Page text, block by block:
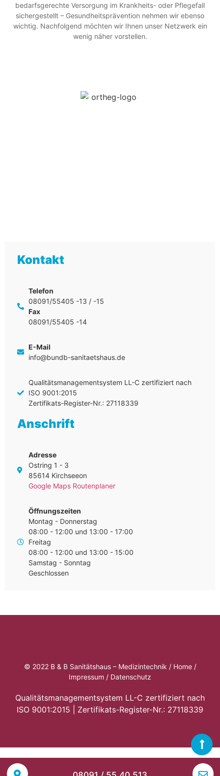
bedarfsgerechte Versorgung im Krankheits- oder Pflegefall
sichergestellt – Gesundheitsprävention nehmen wir ebenso
wichtig. Nachfolgend möchten wir Ihnen unser Netzwerk ein
wenig näher vorstellen.
Kontakt
Telefon
08091/55405 -13 / -15
Fax
08091/55405 -14
E-Mail
info@bundb-sanitaetshaus.de
Qualitätsmanagementsystem LL-C zertifiziert nach
ISO 9001:2015
Zertifikats-Register-Nr.: 27118339
Anschrift
Adresse
Ostring 1 - 3
85614 Kirchseeon
Google Maps Routenplaner
Öffnungszeiten
Montag - Donnerstag
08:00 - 12:00 und 13:00 - 17:00
Freitag
08:00 - 12:00 und 13:00 - 15:00
Samstag - Sonntag
Geschlossen
© 2022 B & B Sanitätshaus – Medizintechnik / Home/
Impressum / Datenschutz
Qualitätsmanagementsystem LL-C zertifiziert nach
ISO 9001:2015 | Zertifikats-Register-Nr.: 27118339